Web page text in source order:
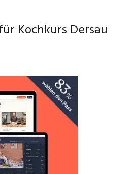
Kochkurs Dersau